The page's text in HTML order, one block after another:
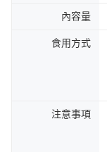
內容量
食用方式
注意事項